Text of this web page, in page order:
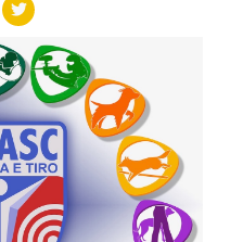
e gruppi di lavoro regionali
Federali
di Gara
Manifestazioni